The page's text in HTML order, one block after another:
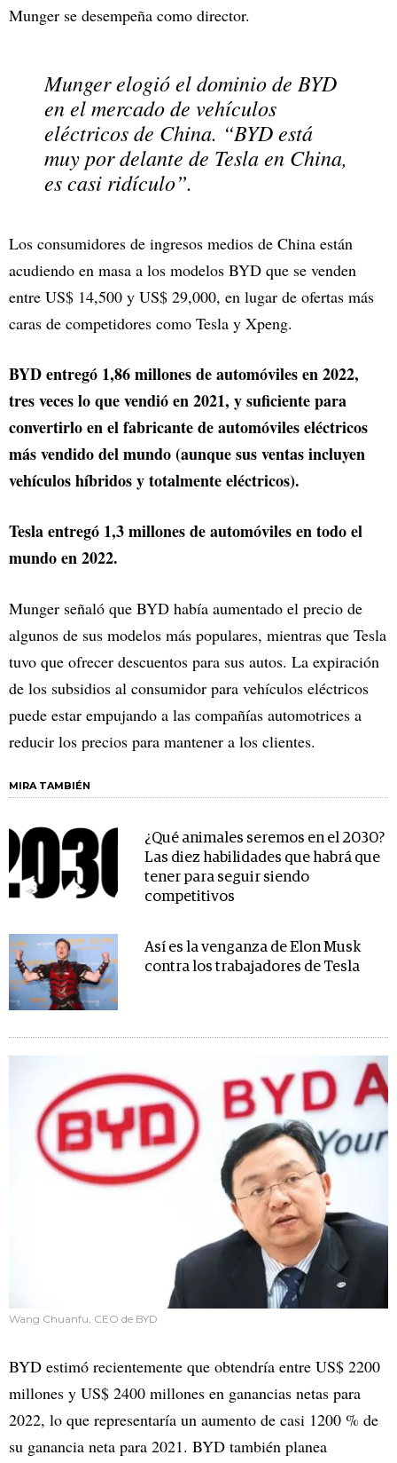
Munger se desempeña como director.
Munger elogió el dominio de BYD
en el mercado de vehículos
eléctricos de China. “BYD está
muy por delante de Tesla en China,
es casi ridículo”.
Los consumidores de ingresos medios de China están
acudiendo en masa a los modelos BYD que se venden
entre US$ 14,500 y US$ 29,000, en lugar de ofertas más
caras de competidores como Tesla y Xpeng.
BYD entregó 1,86 millones de automóviles en 2022,
tres veces lo que vendió en 2021, y suficiente para
convertirlo en el fabricante de automóviles eléctricos
más vendido del mundo (aunque sus ventas incluyen
vehículos híbridos y totalmente eléctricos).
Tesla entregó 1,3 millones de automóviles en todo el
mundo en 2022.
Munger señaló que BYD había aumentado el precio de
algunos de sus modelos más populares, mientras que Tesla
tuvo que ofrecer descuentos para sus autos. La expiración
de los subsidios al consumidor para vehículos eléctricos
puede estar empujando a las compañías automotrices a
reducir los precios para mantener a los clientes.
MIRA TAMBIÉN
¿Qué animales seremos en el 2030?
Las diez habilidades que habrá que
tener para seguir siendo
competitivos
Así es la venganza de Elon Musk
contra los trabajadores de Tesla
Wang Chuanfu, CEO de BYD
BYD estimó recientemente que obtendría entre US$ 2200
millones y US$ 2400 millones en ganancias netas para
2022, lo que representaría un aumento de casi 1200 % de
su ganancia neta para 2021. BYD también planea